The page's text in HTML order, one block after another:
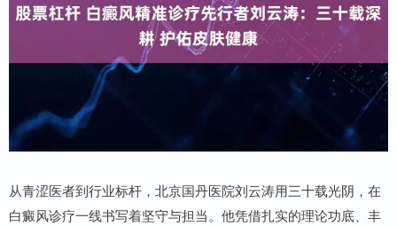
从青涩医者到行业标杆，北京国丹医院刘云涛用三十载光阴，在
白癜风诊疗一线书写着坚守与担当。他凭借扎实的理论功底、丰